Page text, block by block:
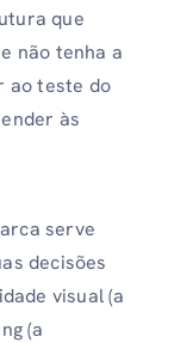
que
não tenha a
ao teste do
às
serve
decisões
visual (a
(a